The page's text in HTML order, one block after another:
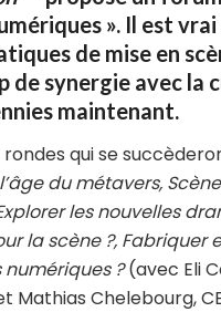
». Il est
de mise en
de synergie avec
maintenant.
qui se
du métavers,
les nouvelles
la scène ?, Fabriquer
?(avec Eli
Mathias Chelebourg,